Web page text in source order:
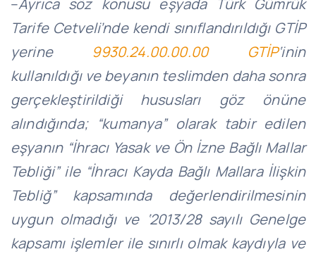
Tarife Cetveli’nde kendi sınıflandırıldığı GTİP
yerine 9930.24.00.00.00 GTİP‘inin
kullanıldığı ve beyanın teslimden daha sonra
gerçekleştirildiği hususları göz önüne
alındığında; “kumanya” olarak tabir edilen
eşyanın “İhracı Yasak ve Ön İzne Bağlı Mallar
Tebliği” ile “İhracı Kayda Bağlı Mallara İlişkin
Tebliğ” kapsamında değerlendirilmesinin
uygun olmadığı ve ‘2013/28 sayılı Genelge
kapsamı işlemler ile sınırlı olmak kaydıyla ve